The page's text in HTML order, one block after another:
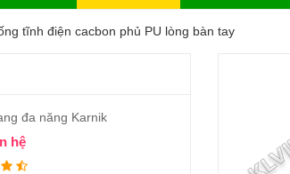
tĩnh điện cacbon phủ PU lòng bàn tay
đa năng Karnik
hệ